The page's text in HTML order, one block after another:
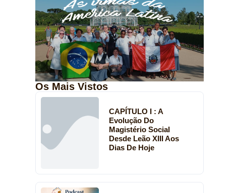
Os Mais Vistos
CAPÍTULO I : A
Evolução Do
Magistério Social
Desde Leão XIII Aos
Dias De Hoje